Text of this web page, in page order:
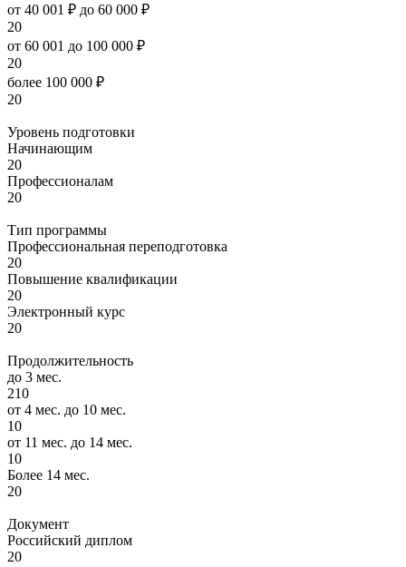
от 40 001 ₽ до 60 000 ₽
20
от 60 001 до 100 000 ₽
20
более 100 000 ₽
20
Уровень подготовки
Начинающим
20
Профессионалам
20
Тип программы
Профессиональная переподготовка
20
Повышение квалификации
20
Электронный курс
20
Продолжительность
до 3 мес.
210
от 4 мес. до 10 мес.
10
от 11 мес. до 14 мес.
10
Более 14 мес.
20
Документ
Российский диплом
20